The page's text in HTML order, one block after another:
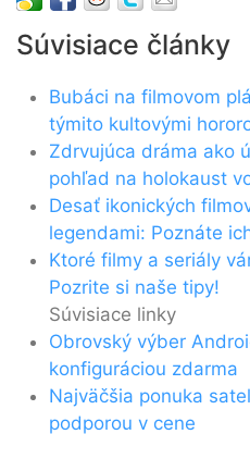
Súvisiace články
Bubáci na filmovom
týmito kultovými
Zdrvujúca dráma ako
pohľad na holokaust
Desať ikonických
legendami: Poznáte
Ktoré filmy a seriály
Pozrite si naše tipy!
Súvisiace linky
Obrovský výber
konfiguráciou zdarma
Najväčšia ponuka
podporou v cene